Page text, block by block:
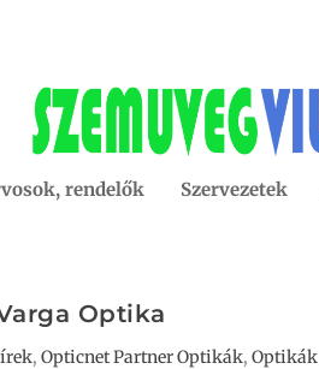
rendelők Szervezetek
Optika
,Opticnet Partner Optikák,Optikák